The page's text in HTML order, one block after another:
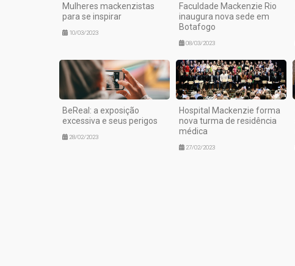
Mulheres mackenzistas
para se inspirar
10/03/2023
Faculdade Mackenzie Rio
inaugura nova sede em
Botafogo
08/03/2023
BeReal: a exposição
excessiva e seus perigos
28/02/2023
Hospital Mackenzie forma
nova turma de residência
médica
27/02/2023